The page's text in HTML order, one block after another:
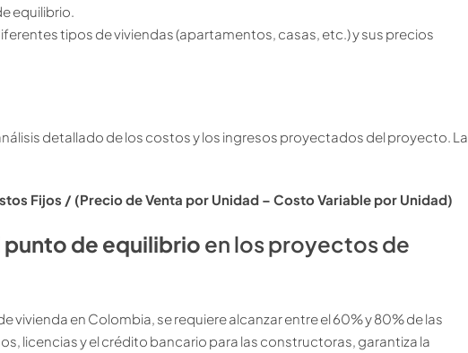
equilibrio.
tipos de viviendas (apartamentos, casas, etc.) y sus precios
detallado de los costos y los ingresos proyectados del proyecto. La
Fijos / (Precio de Venta por Unidad – Costo Variable por Unidad)
punto de equilibrio en los proyectos de
vivienda en Colombia, se requiere alcanzar entre el 60% y 80% de las
licencias y el crédito bancario para las constructoras, garantiza la